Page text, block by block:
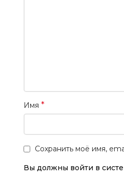
Имя *
Сохранить моё имя,
Вы должны войти в